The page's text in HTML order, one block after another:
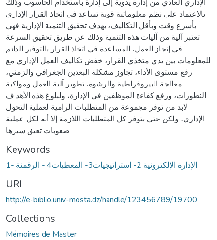
الإداري العادي من إدارة يدوية إلى إدارة باستخدام الحاسوب وذلك
بالاعتماد على نظم معلوماتية قوية تساعد في اتخاذ القرار الإداري
بأسرع وقت وبأقل التكاليف، بهدف تحقيق التنمية الإدارية فهي
تعتبر آلية من آليات هذه التنمية وذلك عن طريق تحقيق السرعة
في إنجاز العمل، المساعدة في اتخاذ القرار بالتوفير الدائم
للمعلومات بين يدي متخذي القرار، خفض تكاليف العمل الإداري مع
رفع مستوى الأداء، تجاوز مشكلة البعدين الجغرافي والزمني،
معالجة البيروقراطية والرشوة، تطوير آلية العمل ومواكبة
التطورات، ورفع كفاءة الموظفين في الإدارة، ولبلوغ هذه الأهداف
لابد من توفر مجموعة من المتطلبات الرامية لعملية التحول
الإداري، ولكن حتى بتوفر كل المتطلبات اللازمة إلا أنه لكل عملية
صعوبات تعيق سيرها
Keywords
1- الإدارة الإلكترونية 2- استراتيجيات3- المعطيات4 - الرقمنة
URI
http://e-biblio.univ-mosta.dz/handle/123456789/19700
Collections
Mémoires de Master